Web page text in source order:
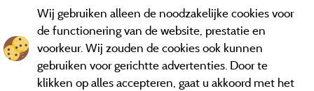
Wij gebruiken alleen de noodzakelijke cookies voor
de functionering van de website, prestatie en
voorkeur. Wij zouden de cookies ook kunnen
gebruiken voor gerichtte advertenties. Door te
klikken op alles accepteren, gaat u akkoord met het